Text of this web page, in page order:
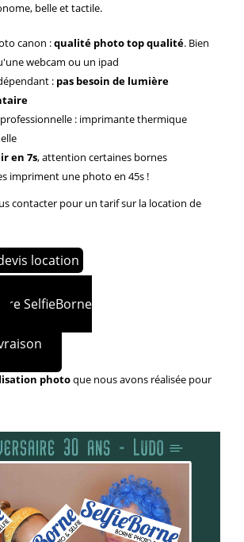
belle et tactile.
canon :qualité photo top qualité. Bien
webcam ou un ipad
: pas besoin de lumière
: imprimante thermique
en 7s, attention certaines bornes
impriment une photo en 45s !
contacter pour un tarif sur la location de
location
SelfieBorne
photoque nous avons réalisée pour